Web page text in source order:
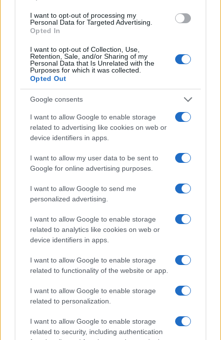
I want to opt-out of processing my
Personal Data for Targeted Advertising.
Opted In
I want to opt-out of Collection, Use,
Retention, Sale, and/or Sharing of my
Personal Data that Is Unrelated with the
Purposes for which it was collected.
Opted Out
Google consents
I want to allow Google to enable storage
related to advertising like cookies on web or
device identifiers in apps.
I want to allow my user data to be sent to
Google for online advertising purposes.
I want to allow Google to send me
personalized advertising.
I want to allow Google to enable storage
related to analytics like cookies on web or
device identifiers in apps.
I want to allow Google to enable storage
related to functionality of the website or app.
I want to allow Google to enable storage
related to personalization.
I want to allow Google to enable storage
related to security, including authentication
Iako, prema riječima bliskih ljudi, nikada nije
direktno donosio odluke umjesto nje, Radomir je
bio osoba na koju je Gordana uvijek mogla da se
Kada su na estradnoj sceni veću pažnju počeli
dobijati neki manje zapaženi izvođači, a ona se
osjećala nepravedno zapostavljenom, upravo joj je
suprug savjetovao da se povuče iz javnosti i okrene
Poslušala je njegov savjet, ali nije odustala od
muzike. Ubrzo je otvorila restoran u kojem je
povremeno nastupala i nastavila da njeguje kontakt
s publikom koja je godinama pratila njenu karijeru.
Iako je njihov brak završen nakon gotovo četiri
decenije zajedničkog života, iza Gordane i
porodica koju su zajedno izgradili i priča koja je
dugo važila za jednu od najstabilnijih na domaćoj